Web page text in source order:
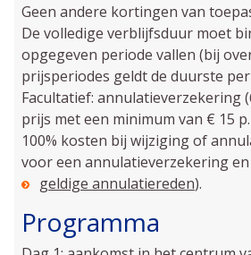
Geen andere kortingen van
De volledige verblijfsduur moet
opgegeven periode vallen (bij
prijsperiodes geldt de duurste
Facultatief: annulatieverzekering
prijs met een minimum van € 15
100% kosten bij wijziging of
voor een annulatieverzekering
geldige annulatiereden).
Programma